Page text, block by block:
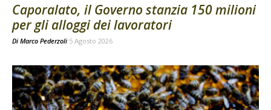
Caporalato, il Governo stanzia 150 milioni
per gli alloggi dei lavoratori
Di Marco Pederzoli 5 Agosto 2026